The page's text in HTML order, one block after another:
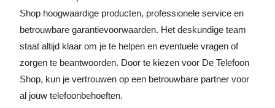
Shop hoogwaardige producten, professionele service en
betrouwbare garantievoorwaarden. Het deskundige team
staat altijd klaar om je te helpen en eventuele vragen of
zorgen te beantwoorden. Door te kiezen voor De Telefoon
Shop, kun je vertrouwen op een betrouwbare partner voor
al jouw telefoonbehoeften.